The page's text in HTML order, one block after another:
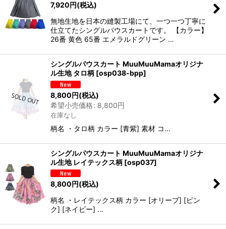
7,920円(税込)
無地生地を日本の縫製工場にて、一つ一つ丁寧に
仕立てたシングルパウスカートです。 【カラー】
26番 黄色 65番 エメラルドグリーン …
シングルパウスカート MuuMuuMamaオリジナ
ル生地 タロ柄 [osp038-bpp]
8,800円(税込)
希望小売価格: 8,800円
在庫なし
柄名 ・タロ柄 カラー [青紫] 素材 コ…
シングルパウスカート MuuMuuMamaオリジナ
ル生地 レイテックス柄 [osp037]
8,800円(税込)
柄名 ・レイテックス柄 カラー [オリーブ] [ピン
ク] [ネイビー] …